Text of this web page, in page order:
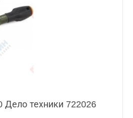
Дело техники 722026